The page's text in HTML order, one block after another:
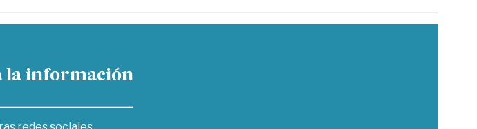
la información